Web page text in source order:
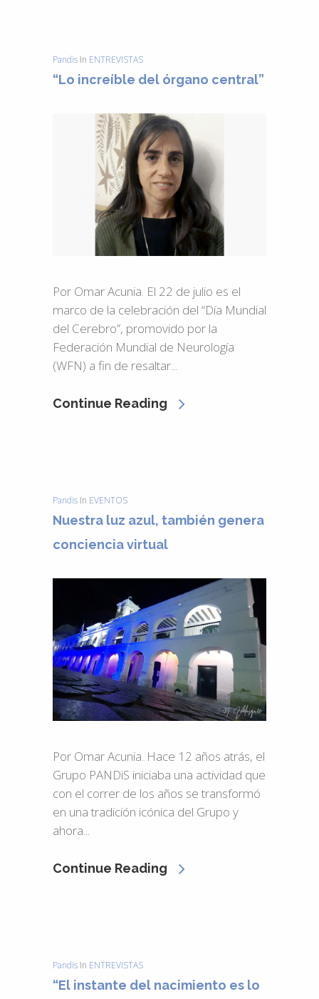
Pandis In ENTREVISTAS
“Lo increíble del órgano central”
Por Omar Acunia. El 22 de julio es el
marco de la celebración del “Día Mundial
del Cerebro”, promovido por la
Federación Mundial de Neurología
(WFN) a fin de resaltar...
Continue Reading
Pandis In EVENTOS
Nuestra luz azul, también genera
conciencia virtual
Por Omar Acunia. Hace 12 años atrás, el
Grupo PANDiS iniciaba una actividad que
con el correr de los años se transformó
en una tradición icónica del Grupo y
ahora...
Continue Reading
Pandis In ENTREVISTAS
“El instante del nacimiento es lo